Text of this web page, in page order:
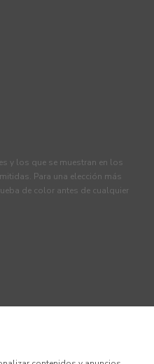
y los que se muestran en los
Para una elección más
de color antes de cualquier